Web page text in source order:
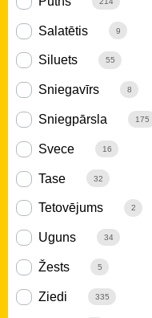
Salatētis 9
Siluets 55
Sniegavīrs 8
Sniegpārsla 175
Svece 16
Tase 32
Tetovējums 2
Uguns 34
Žests 5
Ziedi 335